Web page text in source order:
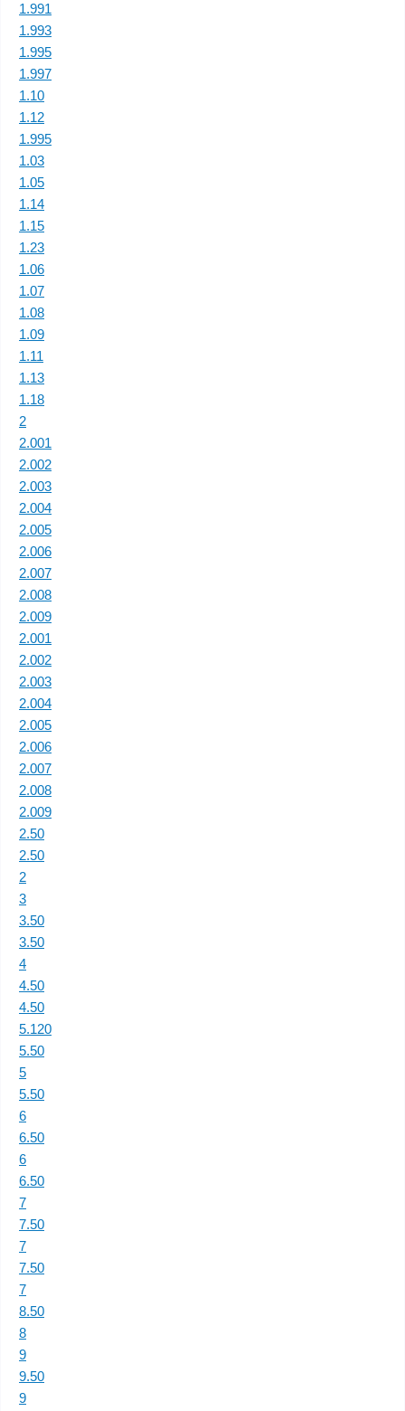
1.991
1.993
1.995
1.997
1.10
1.12
1.995
1.03
1.05
1.14
1.15
1.23
1.06
1.07
1.08
1.09
1.11
1.13
1.18
2
2.001
2.002
2.003
2.004
2.005
2.006
2.007
2.008
2.009
2.001
2.002
2.003
2.004
2.005
2.006
2.007
2.008
2.009
2.50
2.50
2
3
3.50
3.50
4
4.50
4.50
5.120
5.50
5
5.50
6
6.50
6
6.50
7
7.50
7
7.50
7
8.50
8
9
9.50
9